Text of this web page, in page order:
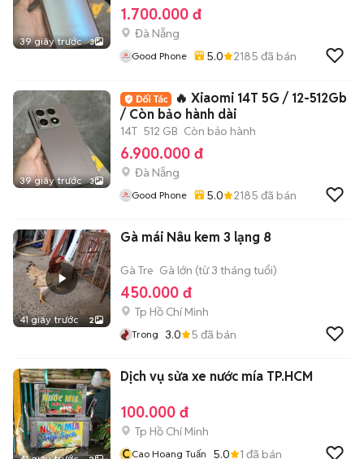
39 giây trước 3
1.700.000 đ
Đà Nẵng
Good Phone 5.0 2185 đã bán
39 giây trước 3
🔥 Xiaomi 14T 5G / 12-512Gb
/ Còn bảo hành dài
14T 512 GB Còn bảo hành
6.900.000 đ
Đà Nẵng
Good Phone 5.0 2185 đã bán
41 giây trước 2
Gà mái Nâu kem 3 lạng 8
Gà Tre Gà lớn (từ 3 tháng tuổi)
450.000 đ
Tp Hồ Chí Minh
Trong 3.0 5 đã bán
Dịch vụ sửa xe nước mía TP.HCM
100.000 đ
Tp Hồ Chí Minh
CCao Hoang Tuấn 5.0 1 đã bán